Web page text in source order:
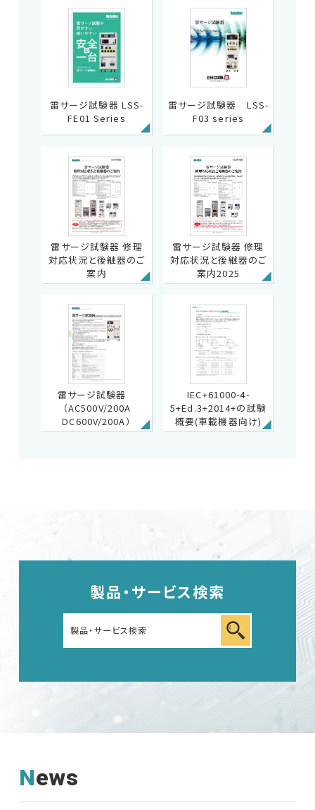
雷サージ試験器 LSS-
FE01 Series
雷サージ試験器 LSS-
F03 series
雷サージ試験器 修理
対応状況と後継器のご
案内
雷サージ試験器 修理
対応状況と後継器のご
案内2025
雷サージ試験器
（AC500V/200A
DC600V/200A）
IEC+61000-4-
5+Ed.3+2014+の試験
概要(車載機器向け)
製品・サービス検索
News